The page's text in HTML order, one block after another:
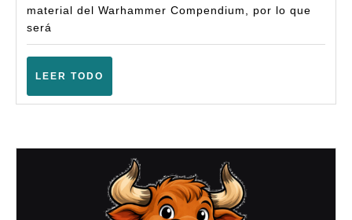
Fantasy
(Badajoz
Octubre
2025)
material del Warhammer Compendium, por lo que
será
LEER TODO